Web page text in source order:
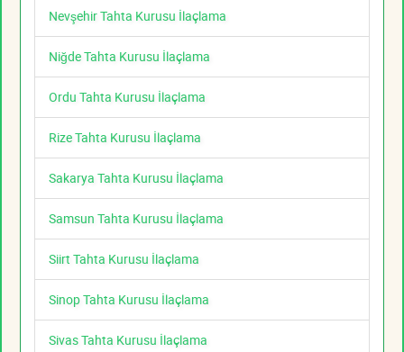
Nevşehir Tahta Kurusu İlaçlama
Niğde Tahta Kurusu İlaçlama
Ordu Tahta Kurusu İlaçlama
Rize Tahta Kurusu İlaçlama
Sakarya Tahta Kurusu İlaçlama
Samsun Tahta Kurusu İlaçlama
Siirt Tahta Kurusu İlaçlama
Sinop Tahta Kurusu İlaçlama
Sivas Tahta Kurusu İlaçlama